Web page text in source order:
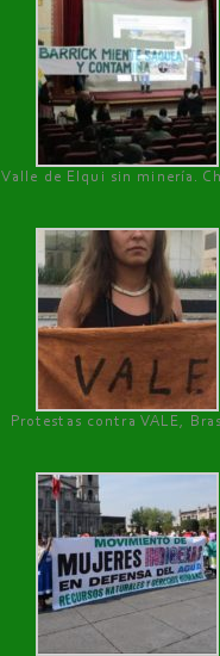
Valle de Elqui sin minería.
Protestas contra VALE,